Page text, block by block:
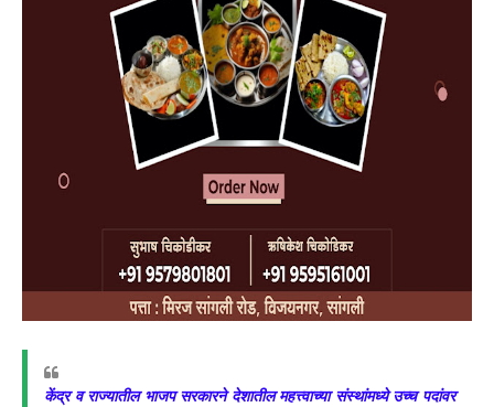
केंद्र व राज्यातील भाजप सरकारने देशातील महत्त्वाच्या संस्थांमध्ये उच्च पदांवर